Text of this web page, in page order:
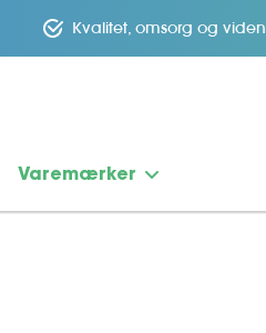
Kvalitet, omsorg og viden
Varemærker